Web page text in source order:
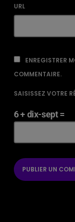
URL
ENREGISTRER
COMMENTAIRE.
SAISISSEZ VOTRE
6 + dix-sept =